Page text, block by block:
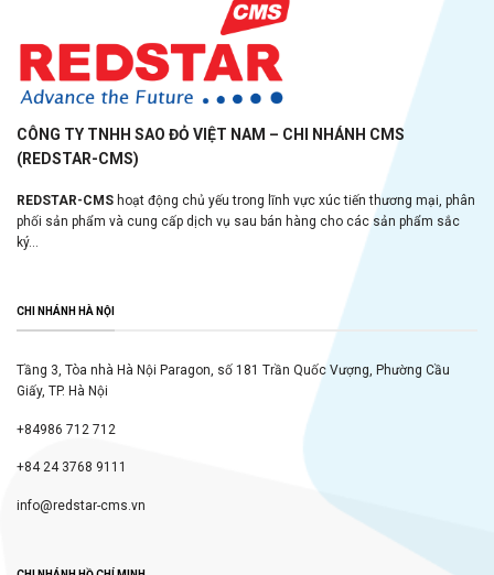
CÔNG TY TNHH SAO ĐỎ VIỆT NAM – CHI NHÁNH CMS
(REDSTAR-CMS)
REDSTAR-CMS hoạt động chủ yếu trong lĩnh vực xúc tiến thương mại, phân
phối sản phẩm và cung cấp dịch vụ sau bán hàng cho các sản phẩm sắc
ký...
CHI NHÁNH HÀ NỘI
Tầng 3, Tòa nhà Hà Nội Paragon, số 181 Trần Quốc Vượng, Phường Cầu
Giấy, TP. Hà Nội
+84986 712 712
+84 24 3768 9111
info@redstar-cms.vn